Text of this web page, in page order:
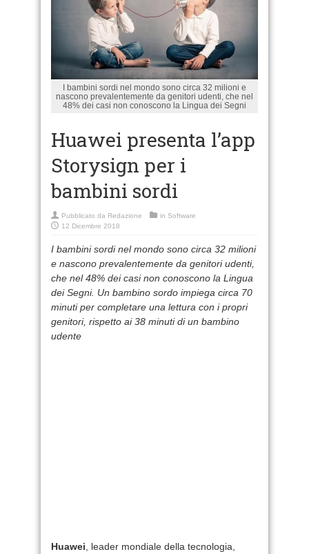
I bambini sordi nel mondo sono circa 32 milioni e
nascono prevalentemente da genitori udenti, che nel
48% dei casi non conoscono la Lingua dei Segni
Huawei presenta l’app
Storysign per i
bambini sordi
Pubblicato da Redazione in Software
12 Dicembre 2018
I bambini sordi nel mondo sono circa 32 milioni
e nascono prevalentemente da genitori udenti,
che nel 48% dei casi non conoscono la Lingua
dei Segni. Un bambino sordo impiega circa 70
minuti per completare una lettura con i propri
genitori, rispetto ai 38 minuti di un bambino
udente
Huawei , leader mondiale della tecnologia,